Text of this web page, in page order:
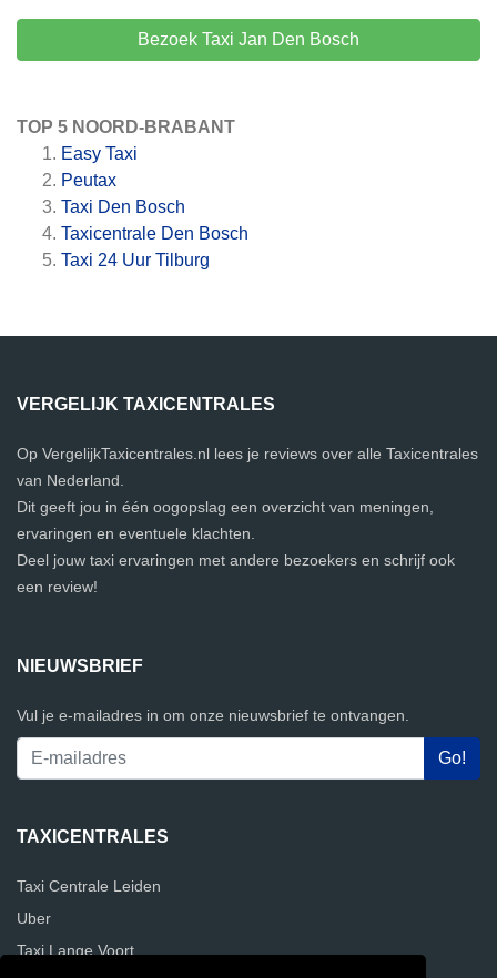
Bezoek Taxi Jan Den Bosch
TOP 5 NOORD-BRABANT
Easy Taxi
Peutax
Taxi Den Bosch
Taxicentrale Den Bosch
Taxi 24 Uur Tilburg
VERGELIJK TAXICENTRALES
Op VergelijkTaxicentrales.nl lees je reviews over alle Taxicentrales
van Nederland.
Dit geeft jou in één oogopslag een overzicht van meningen,
ervaringen en eventuele klachten.
Deel jouw taxi ervaringen met andere bezoekers en schrijf ook
een review!
NIEUWSBRIEF
Vul je e-mailadres in om onze nieuwsbrief te ontvangen.
TAXICENTRALES
Taxi Centrale Leiden
Uber
Taxi Lange Voort